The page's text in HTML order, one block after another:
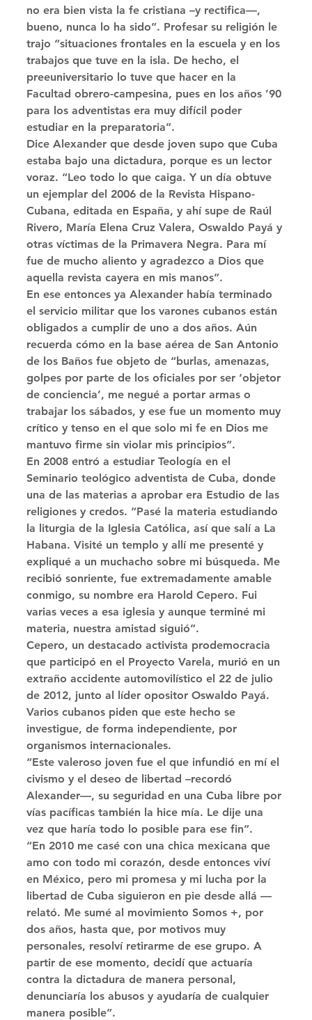
no era bien vista la fe cristiana –y rectifica—,
bueno, nunca lo ha sido”. Profesar su religión le
trajo “situaciones frontales en la escuela y en los
trabajos que tuve en la isla. De hecho, el
preeuniversitario lo tuve que hacer en la
Facultad obrero-campesina, pues en los años ’90
para los adventistas era muy difícil poder
estudiar en la preparatoria”.
Dice Alexander que desde joven supo que Cuba
estaba bajo una dictadura, porque es un lector
voraz. “Leo todo lo que caiga. Y un día obtuve
un ejemplar del 2006 de la Revista Hispano-
Cubana, editada en España, y ahí supe de Raúl
Rivero, María Elena Cruz Valera, Oswaldo Payá y
otras víctimas de la Primavera Negra. Para mí
fue de mucho aliento y agradezco a Dios que
aquella revista cayera en mis manos”.
En ese entonces ya Alexander había terminado
el servicio militar que los varones cubanos están
obligados a cumplir de uno a dos años. Aún
recuerda cómo en la base aérea de San Antonio
de los Baños fue objeto de “burlas, amenazas,
golpes por parte de los oficiales por ser ‘objetor
de conciencia’, me negué a portar armas o
trabajar los sábados, y ese fue un momento muy
crítico y tenso en el que solo mi fe en Dios me
mantuvo firme sin violar mis principios”.
En 2008 entró a estudiar Teología en el
Seminario teológico adventista de Cuba, donde
una de las materias a aprobar era Estudio de las
religiones y credos. “Pasé la materia estudiando
la liturgia de la Iglesia Católica, así que salí a La
Habana. Visité un templo y allí me presenté y
expliqué a un muchacho sobre mi búsqueda. Me
recibió sonriente, fue extremadamente amable
conmigo, su nombre era Harold Cepero. Fui
varias veces a esa iglesia y aunque terminé mi
materia, nuestra amistad siguió”.
Cepero, un destacado activista prodemocracia
que participó en el Proyecto Varela, murió en un
extraño accidente automovilístico el 22 de julio
de 2012, junto al líder opositor Oswaldo Payá.
Varios cubanos piden que este hecho se
investigue, de forma independiente, por
organismos internacionales.
“Este valeroso joven fue el que infundió en mí el
civismo y el deseo de libertad –recordó
Alexander—, su seguridad en una Cuba libre por
vías pacíficas también la hice mía. Le dije una
vez que haría todo lo posible para ese fin”.
“En 2010 me casé con una chica mexicana que
amo con todo mi corazón, desde entonces viví
en México, pero mi promesa y mi lucha por la
libertad de Cuba siguieron en pie desde allá —
relató. Me sumé al movimiento Somos +, por
dos años, hasta que, por motivos muy
personales, resolví retirarme de ese grupo. A
partir de ese momento, decidí que actuaría
contra la dictadura de manera personal,
denunciaría los abusos y ayudaría de cualquier
manera posible”.